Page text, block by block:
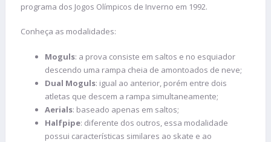
programa dos Jogos Olímpicos de Inverno em 1992.
Conheça as modalidades:
Moguls: a prova consiste em saltos e no esquiador
descendo uma rampa cheia de amontoados de neve;
Dual Moguls: igual ao anterior, porém entre dois
atletas que descem a rampa simultaneamente;
Aerials: baseado apenas em saltos;
Halfpipe: diferente dos outros, essa modalidade
possui características similares ao skate e ao